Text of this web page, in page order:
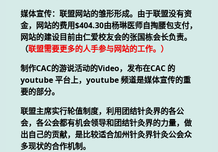
媒体宣传：联盟网站的雏形形成。由于联盟没有资
金，网站的费用$404.30由杨琳医师自掏腰包支付，
网站的建设目前由仁爱校友会的张国栋会长负责。
（联盟需要更多的人手参与网站的工作。）
制作CAC的游说活动的Video，发布在CAC 的
youtube 平台上，youtube 频道是媒体宣传的重
要的部分。
联盟主席实行轮值制度，利用团结针灸界的各公
会，各公会都有机会领导和团结针灸界的力量，做
出自己的贡献，是比较适合加州针灸界针灸公会众
多现状的合作机制。